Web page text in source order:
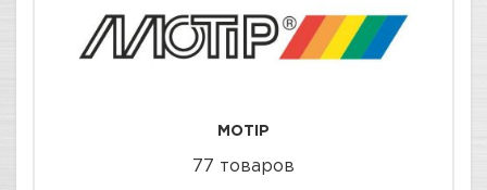
MOTIP
77 товаров